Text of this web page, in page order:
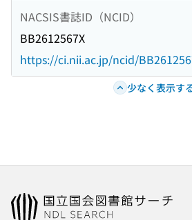
NACSIS書誌ID（NCID）
BB2612567X
https://ci.nii.ac.jp/ncid/
少なく表示す